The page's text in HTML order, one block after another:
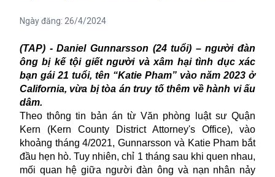
Ngày đăng: 26/4/2024
(TAP) - Daniel Gunnarsson (24 tuổi) – người đàn
ông bị kế tội giết người và xâm hại tình dục xác
bạn gái 21 tuổi, tên “Katie Pham” vào năm 2023 ở
California, vừa bị tòa án truy tố thêm về hành vi ấu
dâm.
Theo thông tin bản án từ Văn phòng luật sư Quận
Kern (Kern County District Attorney's Office), vào
khoảng tháng 4/2021, Gunnarsson và Katie Pham bắt
đầu hẹn hò. Tuy nhiên, chỉ 1 tháng sau khi quen nhau,
mối quan hệ giữa người đàn ông và nạn nhân nảy